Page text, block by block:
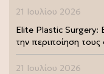
21 Ιουλίου 2026
Elite Plastic Surgery:
την περιποίηση
21 Ιουλίου 2026